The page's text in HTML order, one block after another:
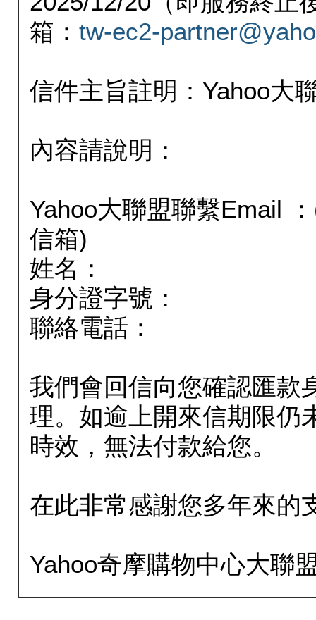
箱： tw-ec2-
信件主旨註明：Yahoo大
內容請說明：
Yahoo大聯盟聯繫Email
信箱)
姓名：
身分證字號：
聯絡電話：
我們會回信向您確認匯款
理。如逾上開來信期限仍
時效，無法付款給您。
在此非常感謝您多年來的
Yahoo奇摩購物中心大